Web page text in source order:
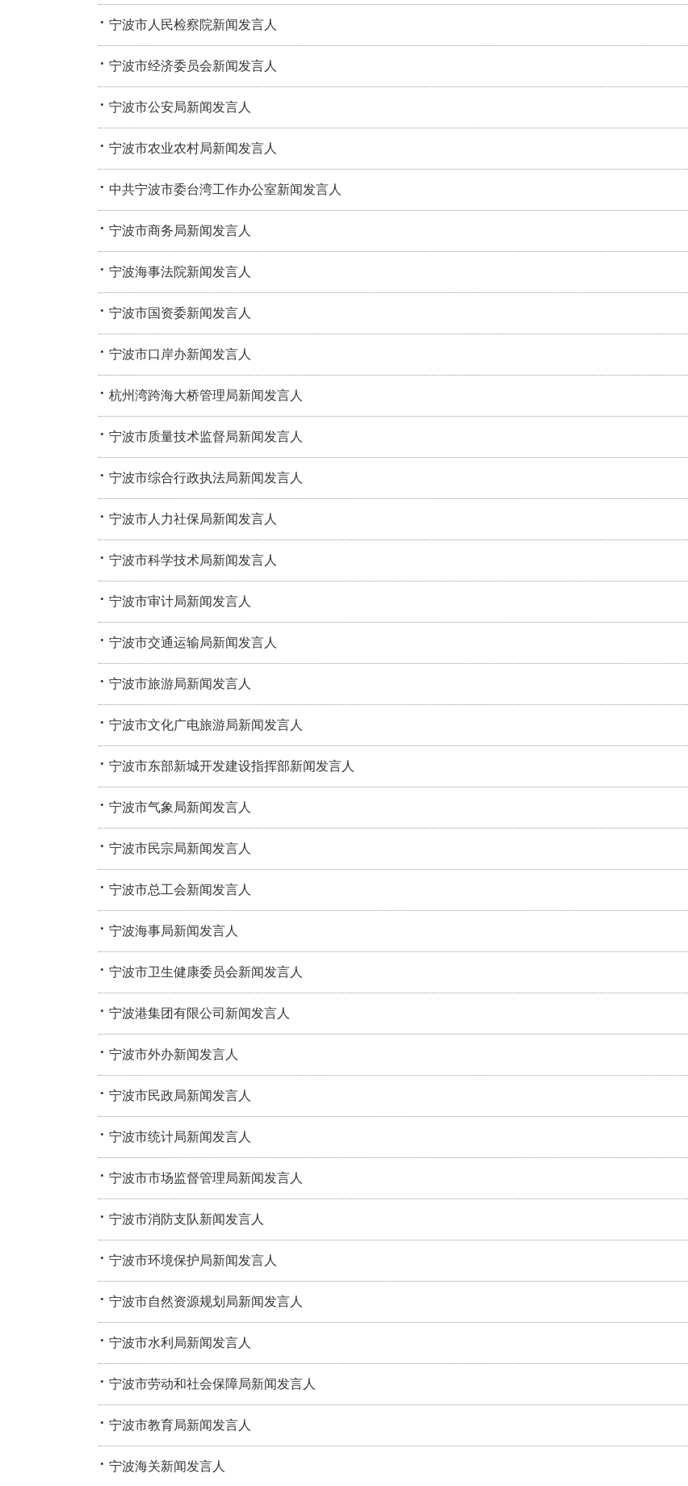
· 宁波市人民检察院新闻发言人
· 宁波市经济委员会新闻发言人
· 宁波市公安局新闻发言人
· 宁波市农业农村局新闻发言人
· 中共宁波市委台湾工作办公室新闻发言人
· 宁波市商务局新闻发言人
· 宁波海事法院新闻发言人
· 宁波市国资委新闻发言人
· 宁波市口岸办新闻发言人
· 杭州湾跨海大桥管理局新闻发言人
· 宁波市质量技术监督局新闻发言人
· 宁波市综合行政执法局新闻发言人
· 宁波市人力社保局新闻发言人
· 宁波市科学技术局新闻发言人
· 宁波市审计局新闻发言人
· 宁波市交通运输局新闻发言人
· 宁波市旅游局新闻发言人
· 宁波市文化广电旅游局新闻发言人
· 宁波市东部新城开发建设指挥部新闻发言人
· 宁波市气象局新闻发言人
· 宁波市民宗局新闻发言人
· 宁波市总工会新闻发言人
· 宁波海事局新闻发言人
· 宁波市卫生健康委员会新闻发言人
· 宁波港集团有限公司新闻发言人
· 宁波市外办新闻发言人
· 宁波市民政局新闻发言人
· 宁波市统计局新闻发言人
· 宁波市市场监督管理局新闻发言人
· 宁波市消防支队新闻发言人
· 宁波市环境保护局新闻发言人
· 宁波市自然资源规划局新闻发言人
· 宁波市水利局新闻发言人
· 宁波市劳动和社会保障局新闻发言人
· 宁波市教育局新闻发言人
· 宁波海关新闻发言人